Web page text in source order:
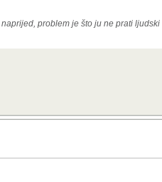
problem je što ju ne prati ljudski